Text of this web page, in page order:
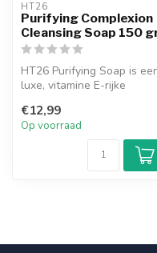
HT26
Purifying Complexion
Cleansing Soap 150
HT26 Purifying Soap is
luxe, vitamine E-rijke
rei...
€12,99
Op voorraad